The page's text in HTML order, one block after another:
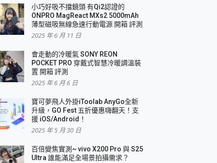
小巧好吸不擋鏡頭 有Qi2認證的
ONPRO MagReact MXs2 5000mAh
薄型磁吸無線急速行動電源 開箱 評測
2025 年 6 月 11 日
會走動的冷暖氣 SONY REON
POCKET PRO 穿戴式智慧冷暖調溫裝
置 開箱 評測
2025 年 6 月 6 日
寶可夢飛人外掛iToolab AnyGo全新
升級，GO Fest 五折優惠嗨翻天！支
援 iOS/Android！
2025 年 5 月 30 日
百倍變焦實測~ vivo X200 Pro 與 S25
Ultra 誰能滿足全場景拍攝需求？